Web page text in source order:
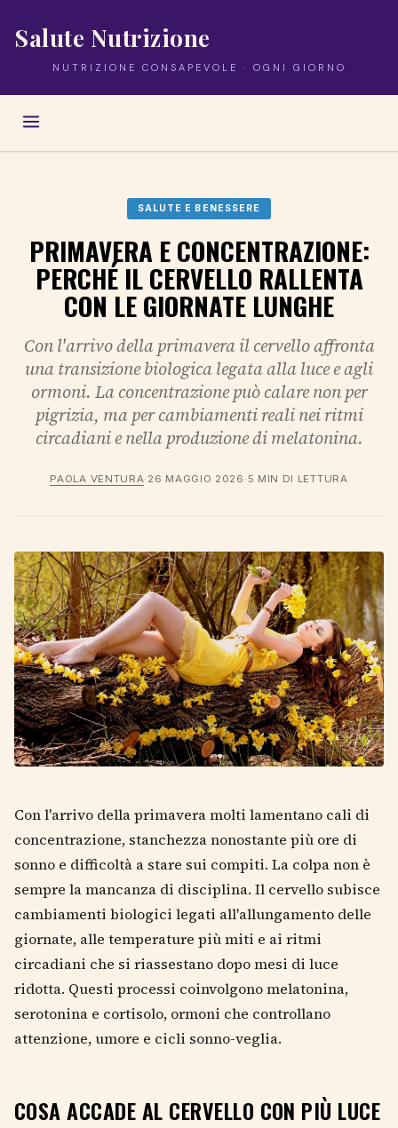
Salute Nutrizione
NUTRIZIONE CONSAPEVOLE · OGNI GIORNO
SALUTE E BENESSERE
PRIMAVERA E CONCENTRAZIONE:
PERCHÉ IL CERVELLO RALLENTA
CON LE GIORNATE LUNGHE
Con l'arrivo della primavera il cervello affronta
una transizione biologica legata alla luce e agli
ormoni. La concentrazione può calare non per
pigrizia, ma per cambiamenti reali nei ritmi
circadiani e nella produzione di melatonina.
PAOLA VENTURA· 26 MAGGIO 2026 ·5 MIN DI LETTURA
Con l'arrivo della primavera molti lamentano cali di
concentrazione, stanchezza nonostante più ore di
sonno e difficoltà a stare sui compiti. La colpa non è
sempre la mancanza di disciplina. Il cervello subisce
cambiamenti biologici legati all'allungamento delle
giornate, alle temperature più miti e ai ritmi
circadiani che si riassestano dopo mesi di luce
ridotta. Questi processi coinvolgono melatonina,
serotonina e cortisolo, ormoni che controllano
attenzione, umore e cicli sonno-veglia.
COSA ACCADE AL CERVELLO CON PIÙ LUCE